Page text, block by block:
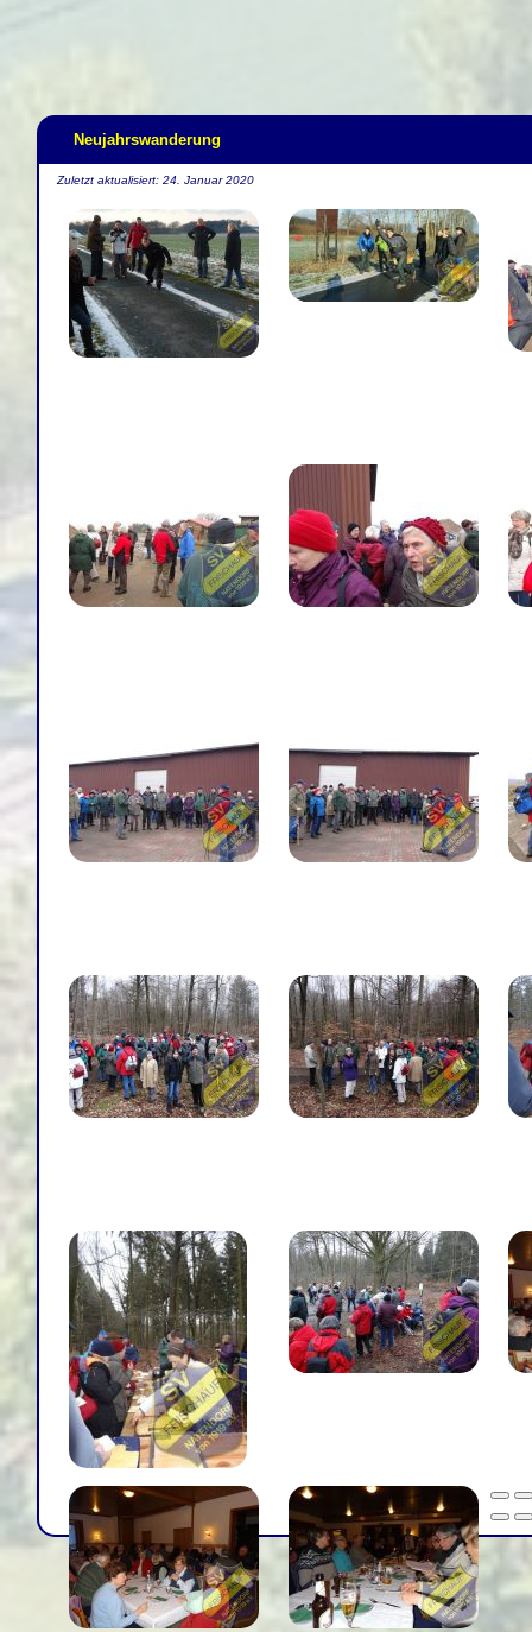
Neujahrswanderung
Zuletzt aktualisiert: 24. Januar 2020